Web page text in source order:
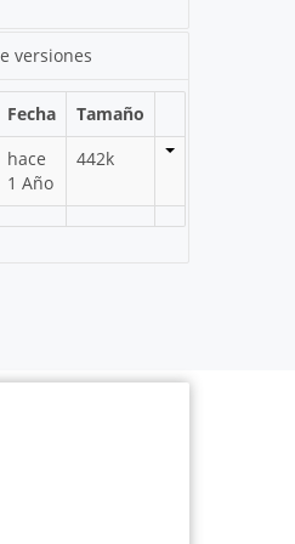
versiones
Fecha
Tamaño
hace
1 Año
442k